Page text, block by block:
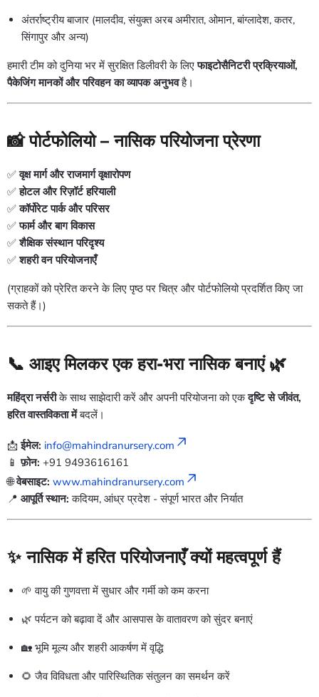
अंतर्राष्ट्रीय बाजार (मालदीव, संयुक्त अरब अमीरात, ओमान, बांग्लादेश, कतर,
सिंगापुर और अन्य)
हमारी टीम को दुनिया भर में सुरक्षित डिलीवरी के लिएफाइटोसैनिटरी प्रक्रियाओं,
पैकेजिंग मानकों और परिवहन का व्यापक अनुभवहै।
📸 पोर्टफोलियो – नासिक परियोजना प्रेरणा
✅वृक्ष मार्ग और राजमार्ग वृक्षारोपण
✅होटल और रिज़ॉर्ट हरियाली
✅कॉर्पोरेट पार्क और परिसर
✅फार्म और बाग विकास
✅शैक्षिक संस्थान परिदृश्य
✅शहरी वन परियोजनाएँ
(ग्राहकों को प्रेरित करने के लिए पृष्ठ पर चित्र और पोर्टफोलियो प्रदर्शित किए जा
सकते हैं।)
📞 आइए मिलकर एक हरा-भरा नासिक बनाएं 🌿
महिंद्रा नर्सरीके साथ साझेदारी करें और अपनी परियोजना को एकदृष्टि से जीवंत,
हरित वास्तविकता मेंबदलें।
📩ईमेल: info@mahindranursery.com
📱फ़ोन: +91 9493616161
🌐वेबसाइट: www.mahindranursery.com
📍 आपूर्ति स्थान: कदियम, आंध्र प्रदेश - संपूर्ण भारत और निर्यात
✨ नासिक में हरित परियोजनाएँ क्यों महत्वपूर्ण हैं
🌱 वायु की गुणवत्ता में सुधार और गर्मी को कम करना
🌿 पर्यटन को बढ़ावा दें और आसपास के वातावरण को सुंदर बनाएं
🏡 भूमि मूल्य और शहरी आकर्षण में वृद्धि
🌻 जैव विविधता और पारिस्थितिक संतुलन का समर्थन करें